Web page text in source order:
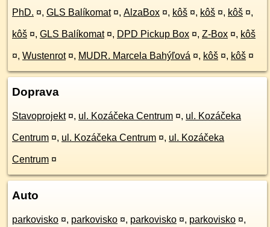
PhD. ¤, GLS Balíkomat ¤, AlzaBox ¤, kôš ¤, kôš ¤, kôš ¤,
kôš ¤, GLS Balíkomat ¤, DPD Pickup Box ¤, Z-Box ¤, kôš
¤, Wustenrot ¤, MUDR. Marcela Bahýľová ¤, kôš ¤, kôš ¤
Doprava
Stavoprojekt ¤, ul. Kozáčeka Centrum ¤, ul. Kozáčeka
Centrum ¤, ul. Kozáčeka Centrum ¤, ul. Kozáčeka
Centrum ¤
Auto
parkovisko ¤, parkovisko ¤, parkovisko ¤, parkovisko ¤,